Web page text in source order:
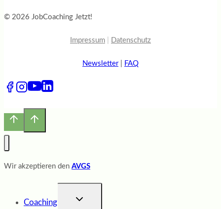
© 2026 JobCoaching Jetzt!
Impressum Datenschutz
Newsletter| FAQ
Wir akzeptieren den AVGS
Coaching
UNTERMENÜ